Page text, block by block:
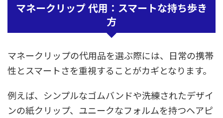
マネークリップ 代用：スマートな持ち歩き
方
マネークリップの代用品を選ぶ際には、日常の携帯
性とスマートさを重視することがカギとなります。
例えば、シンプルなゴムバンドや洗練されたデザイ
ンの紙クリップ、ユニークなフォルムを持つヘアピ